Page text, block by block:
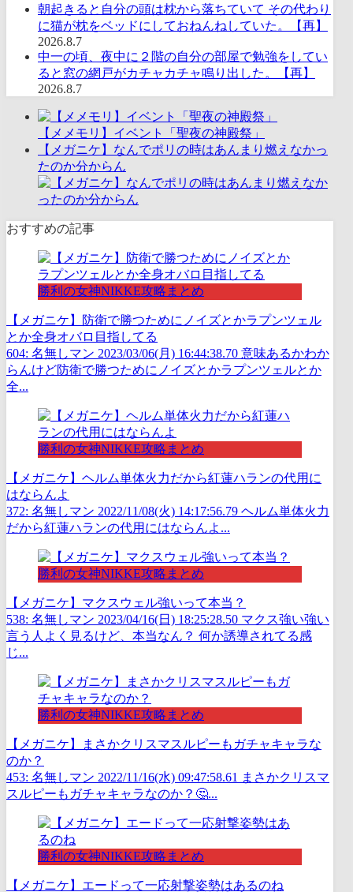
朝起きると自分の頭は枕から落ちていて その代わり
に猫が枕をベッドにしておねんねしていた。【再】
2026.8.7
中一の頃、夜中に２階の自分の部屋で勉強をしてい
ると窓の網戸がカチャカチャ鳴り出した。【再】
2026.8.7
【メメモリ】イベント「聖夜の神殿祭」
【メガニケ】なんでポリの時はあんまり燃えなかっ
たのか分からん
おすすめの記事
勝利の女神NIKKE攻略まとめ
【メガニケ】防衛で勝つためにノイズとかラプンツェル
とか全身オバロ目指してる
604: 名無しマン 2023/03/06(月) 16:44:38.70 意味あるかわか
らんけど防衛で勝つためにノイズとかラプンツェルとか
全...
勝利の女神NIKKE攻略まとめ
【メガニケ】ヘルム単体火力だから紅蓮ハランの代用に
はならんよ
372: 名無しマン 2022/11/08(火) 14:17:56.79 ヘルム単体火力
だから紅蓮ハランの代用にはならんよ...
勝利の女神NIKKE攻略まとめ
【メガニケ】マクスウェル強いって本当？
538: 名無しマン 2023/04/16(日) 18:25:28.50 マクス強い強い
言う人よく見るけど、本当なん？ 何か誘導されてる感
じ...
勝利の女神NIKKE攻略まとめ
【メガニケ】まさかクリスマスルピーもガチャキャラな
のか？
453: 名無しマン 2022/11/16(水) 09:47:58.61 まさかクリスマ
スルピーもガチャキャラなのか？🤔...
勝利の女神NIKKE攻略まとめ
【メガニケ】エードって一応射撃姿勢はあるのね